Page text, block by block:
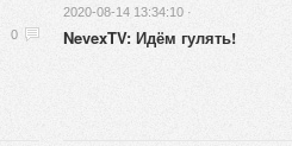
0
2020-08-14 13:34:10 ·
NevexTV: Идём гулять!